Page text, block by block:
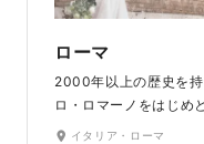
ローマ
2000年以上の歴史を
ロ・ロマーノをはじめ
噴水など、貴重な歴史
イタリア・ローマ